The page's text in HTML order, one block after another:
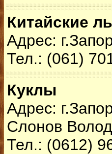
Китайские
Адрес:
Тел.: (061)
Куклы
Адрес:
Слонов
Тел.: (0612)